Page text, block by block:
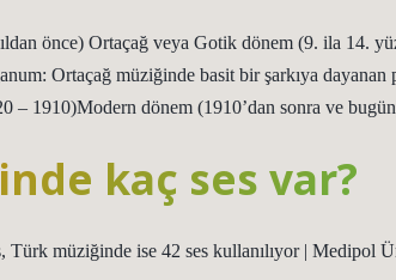
önce) Ortaçağ veya Gotik dönem (9. ila 14.
Ortaçağ müziğinde basit bir şarkıya
– 1910)Modern dönem (1910’dan sonra ve
kaç ses var?
Türk müziğinde ise 42 ses kullanılıyor | Medipol